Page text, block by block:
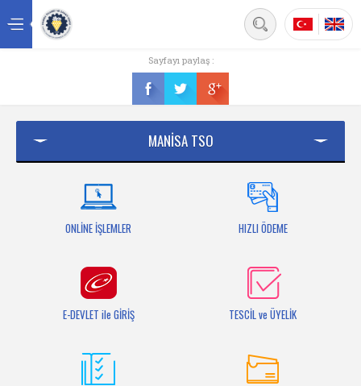
Üyelik
Bilgi Bankası
Sayfayı paylaş :
MANİSA TSO
ONLİNE İŞLEMLER HIZLI ÖDEME
E-DEVLET ile GİRİŞ TESCİL ve ÜYELİK